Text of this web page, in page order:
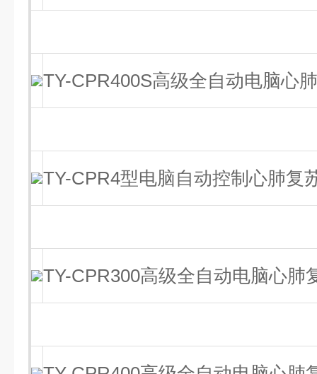
TY-CPR400S高级全自动电脑心
TY-CPR4型电脑自动控制心肺复
TY-CPR300高级全自动电脑心肺